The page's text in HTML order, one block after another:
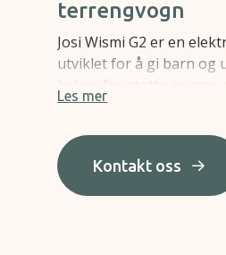
terrengvogn
Josi Wismi G2 er en
utviklet for å gi barn og
behov for støtte en mer
Den gir bedre
Økt deltakelse,
Les mer
Kontakt oss